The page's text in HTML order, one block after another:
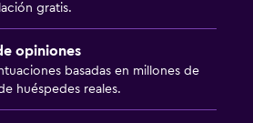
gratis.
opiniones
basadas en millones de
huéspedes reales.